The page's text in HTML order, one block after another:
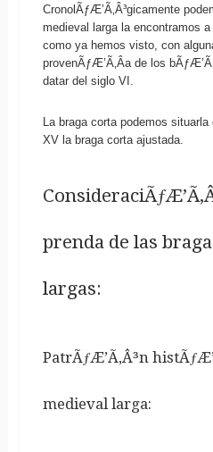
CronolÃƒÆ’Ã‚Â³gicamente
medieval larga la encontramos
como ya hemos visto, con
provenÃƒÆ’Ã‚Â­a de los
datar del siglo VI.
La braga corta podemos
XV la braga corta ajustada.
prenda de las
largas:
PatrÃƒÆ’Ã‚Â³n
medieval larga: